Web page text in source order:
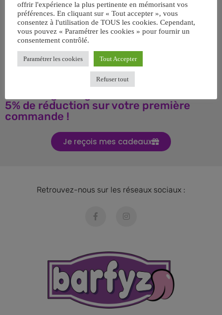
Inscrivez-vous gratuitement pour
recevoir votre guide BARF gratuit !
Vous voulez savoir comment bien nourrir votre chien ou chat
avec le BARF ? Inscrivez-vous pour recevoir
GRATUIT SUR LE BARF EN PDF immédiatement
5% de réduction sur votre première
commande !
Je reçois mes cadeaux
Retrouvez-nous sur les réseaux sociaux :
offrir l'expérience la plus pertinente en mémorisant vos
préférences. En cliquant sur « Tout accepter », vous
consentez à l'utilisation de TOUS les cookies. Cependant,
vous pouvez « Paramétrer les cookies » pour fournir un
consentement contrôlé.
Paramétrer les cookies Tout Accepter
Refuser tout